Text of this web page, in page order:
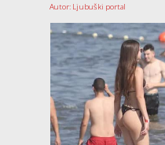
Autor: Ljubuški portal